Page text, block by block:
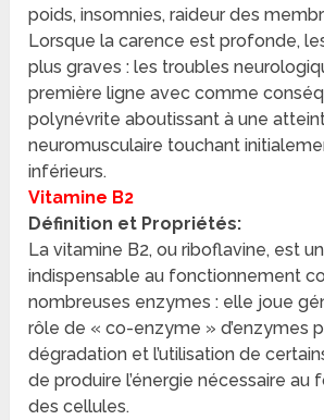
poids, insomnies, raideur des
Lorsque la carence est profonde,
plus graves : les troubles
première ligne avec comme
polynévrite aboutissant à une
neuromusculaire touchant
inférieurs.
Vitamine B2
Définition et Propriétés:
La vitamine B2, ou riboflavine, est
indispensable au fonctionnement
nombreuses enzymes : elle joue
rôle de « co-enzyme » d’enzymes
dégradation et l’utilisation de
de produire l’énergie nécessaire
des cellules.